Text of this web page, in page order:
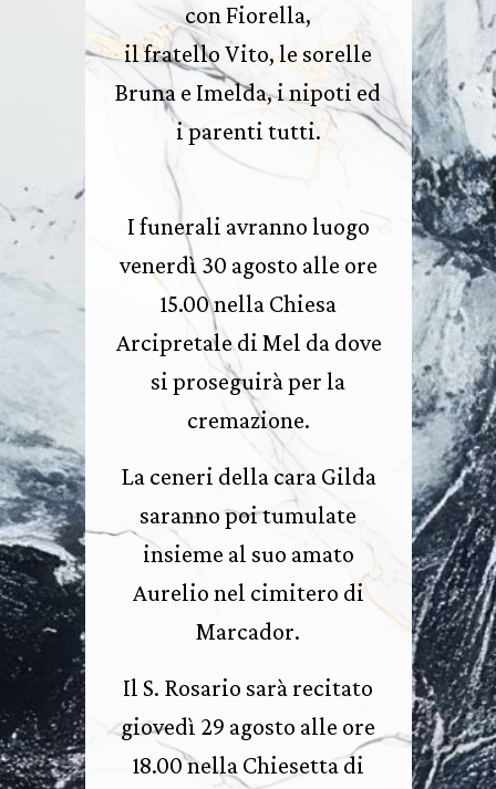
con Fiorella,
il fratello Vito, le sorelle
Bruna e Imelda, i nipoti ed
i parenti tutti.
I funerali avranno luogo
venerdì 30 agosto alle ore
15.00 nella Chiesa
Arcipretale di Mel da dove
si proseguirà per la
cremazione.
La ceneri della cara Gilda
saranno poi tumulate
insieme al suo amato
Aurelio nel cimitero di
Marcador.
Il S. Rosario sarà recitato
giovedì 29 agosto alle ore
18.00 nella Chiesetta di